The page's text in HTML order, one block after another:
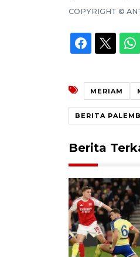
COPYRIGHT ©
MERIAM
BERITA
Berita